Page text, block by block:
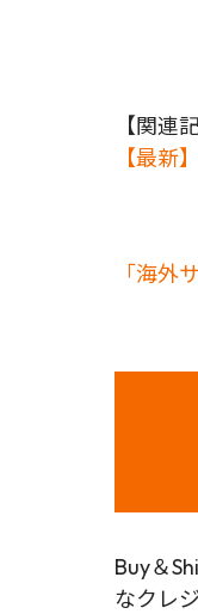
【関連
【最新
「海外
Buy＆
なクレ